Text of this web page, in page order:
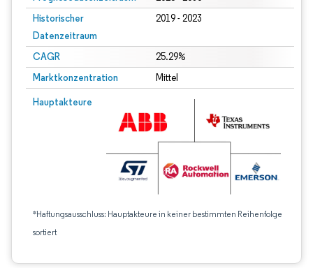
Historischer
Datenzeitraum
2019 - 2023
CAGR 25.29%
Marktkonzentration Mittel
Hauptakteure
*Haftungsausschluss: Hauptakteure in keiner bestimmten Reihenfolge
sortiert